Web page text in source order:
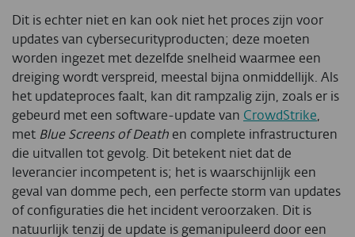
Dit is echter niet en kan ook niet het proces zijn voor
updates van cybersecurityproducten; deze moeten
worden ingezet met dezelfde snelheid waarmee een
dreiging wordt verspreid, meestal bijna onmiddellijk. Als
het updateproces faalt, kan dit rampzalig zijn, zoals er is
gebeurd met een software-update van CrowdStrike,
met Blue Screens of Death en complete infrastructuren
die uitvallen tot gevolg. Dit betekent niet dat de
leverancier incompetent is; het is waarschijnlijk een
geval van domme pech, een perfecte storm van updates
of configuraties die het incident veroorzaken. Dit is
natuurlijk tenzij de update is gemanipuleerd door een